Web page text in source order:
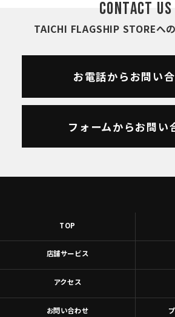
CONTACT US
TAICHI FLAGSHIP STOREへ
お電話からお問い
フォームからお問い
TOP
店舗サービス
アクセス
お問い合わせ